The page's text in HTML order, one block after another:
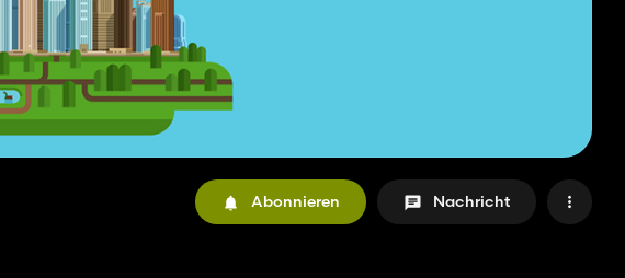
Abonnieren Nachricht